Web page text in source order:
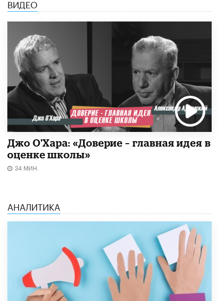
ВИДЕО
Джо О'Хара: «Доверие – главная идея в
оценке школы»
34 МИН.
АНАЛИТИКА